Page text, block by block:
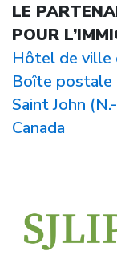
LE
POUR
Hôtel de ville
Boîte postale
Saint John
Canada